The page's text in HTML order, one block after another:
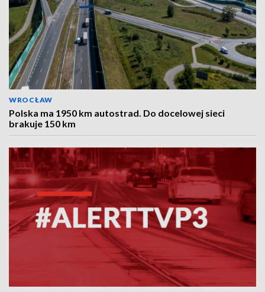
WROCŁAW
Polska ma 1950 km autostrad. Do docelowej sieci
brakuje 150 km